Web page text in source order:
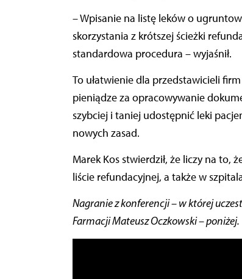
– Wpisanie na listę leków o
skorzystania z krótszej ścieżki
standardowa procedura – wyjaśnił.
To ułatwienie dla przedstawicieli
pieniądze za opracowywanie
szybciej i taniej udostępnić leki
nowych zasad.
Marek Kos stwierdził, że liczy na to,
liście refundacyjnej, a także w
Nagranie z konferencji – w której
Farmacji Mateusz Oczkowski – poniżej.